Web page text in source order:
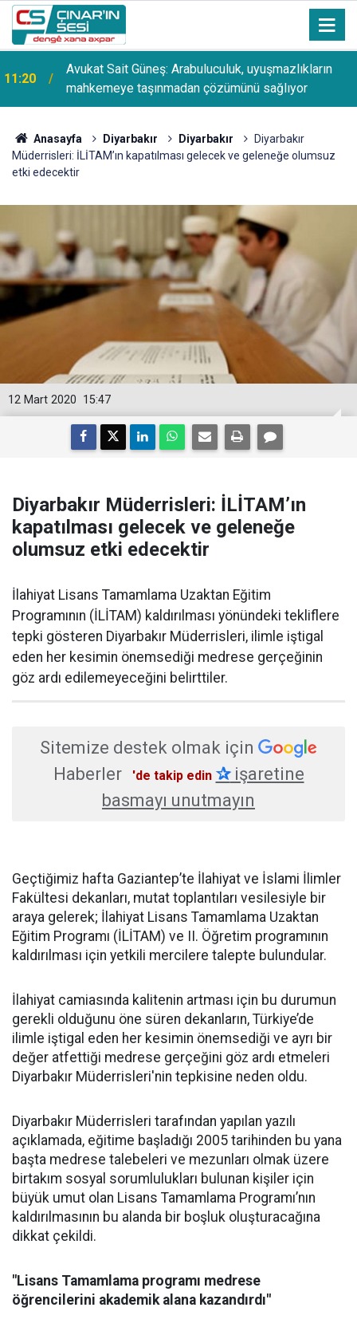
11:20
Avukat Sait Güneş: Arabuluculuk, uyuşmazlıkların
mahkemeye taşınmadan çözümünü sağlıyor
Anasayfa Diyarbakır Diyarbakır
Diyarbakır
Müderrisleri: İLİTAM’ın kapatılması gelecek ve geleneğe olumsuz
etki edecektir
15:47
12 Mart 2020
Diyarbakır Müderrisleri: İLİTAM’ın
kapatılması gelecek ve geleneğe
olumsuz etki edecektir
İlahiyat Lisans Tamamlama Uzaktan Eğitim
Programının (İLİTAM) kaldırılması yönündeki tekliflere
tepki gösteren Diyarbakır Müderrisleri, ilimle iştigal
eden her kesimin önemsediği medrese gerçeğinin
göz ardı edilemeyeceğini belirttiler.
Sitemize destek olmak için
Haberler
'de takip edin ✰işaretine
basmayı unutmayın
Geçtiğimiz hafta Gaziantep’te İlahiyat ve İslami İlimler
Fakültesi dekanları, mutat toplantıları vesilesiyle bir
araya gelerek; İlahiyat Lisans Tamamlama Uzaktan
Eğitim Programı (İLİTAM) ve II. Öğretim programının
kaldırılması için yetkili mercilere talepte bulundular.
İlahiyat camiasında kalitenin artması için bu durumun
gerekli olduğunu öne süren dekanların, Türkiye’de
ilimle iştigal eden her kesimin önemsediği ve ayrı bir
değer atfettiği medrese gerçeğini göz ardı etmeleri
Diyarbakır Müderrisleri'nin tepkisine neden oldu.
Diyarbakır Müderrisleri tarafından yapılan yazılı
açıklamada, eğitime başladığı 2005 tarihinden bu yana
başta medrese talebeleri ve mezunları olmak üzere
birtakım sosyal sorumlulukları bulunan kişiler için
büyük umut olan Lisans Tamamlama Programı’nın
kaldırılmasının bu alanda bir boşluk oluşturacağına
dikkat çekildi.
"Lisans Tamamlama programı medrese
öğrencilerini akademik alana kazandırdı"